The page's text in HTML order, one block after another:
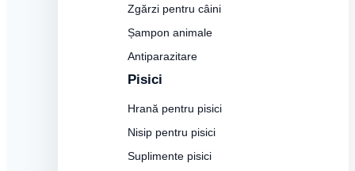
Zgărzi pentru câini
Șampon animale
Antiparazitare
Pisici
Hrană pentru pisici
Nisip pentru pisici
Suplimente pisici